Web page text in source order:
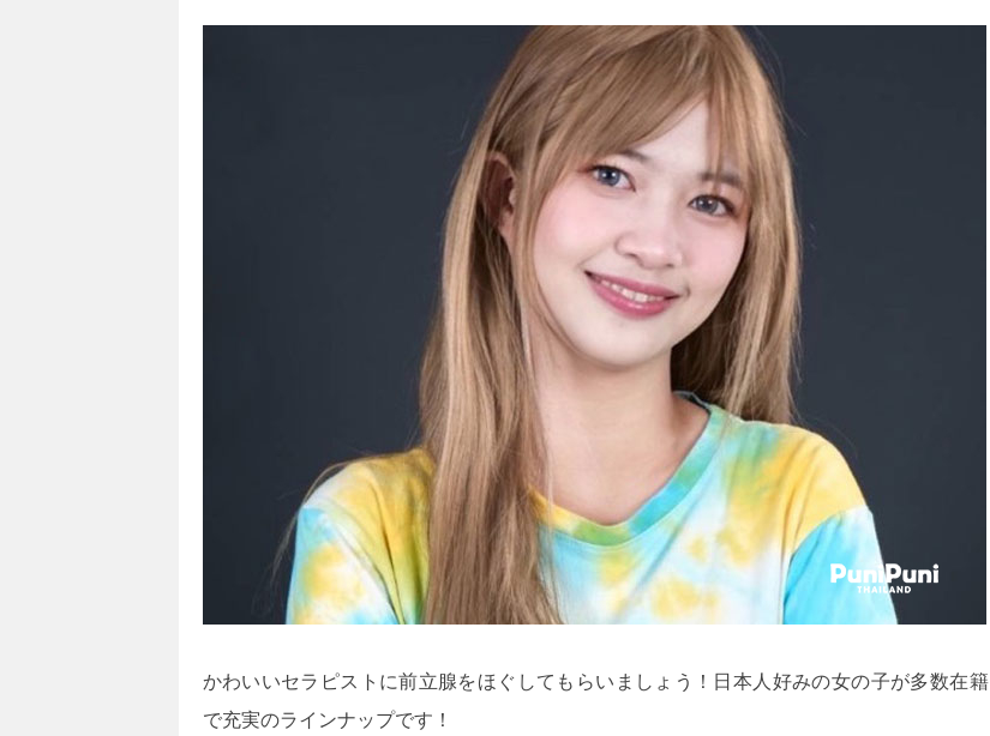
かわいいセラピストに前立腺をほぐしてもらいましょう！日本人好みの女の子が多数在籍
で充実のラインナップです！